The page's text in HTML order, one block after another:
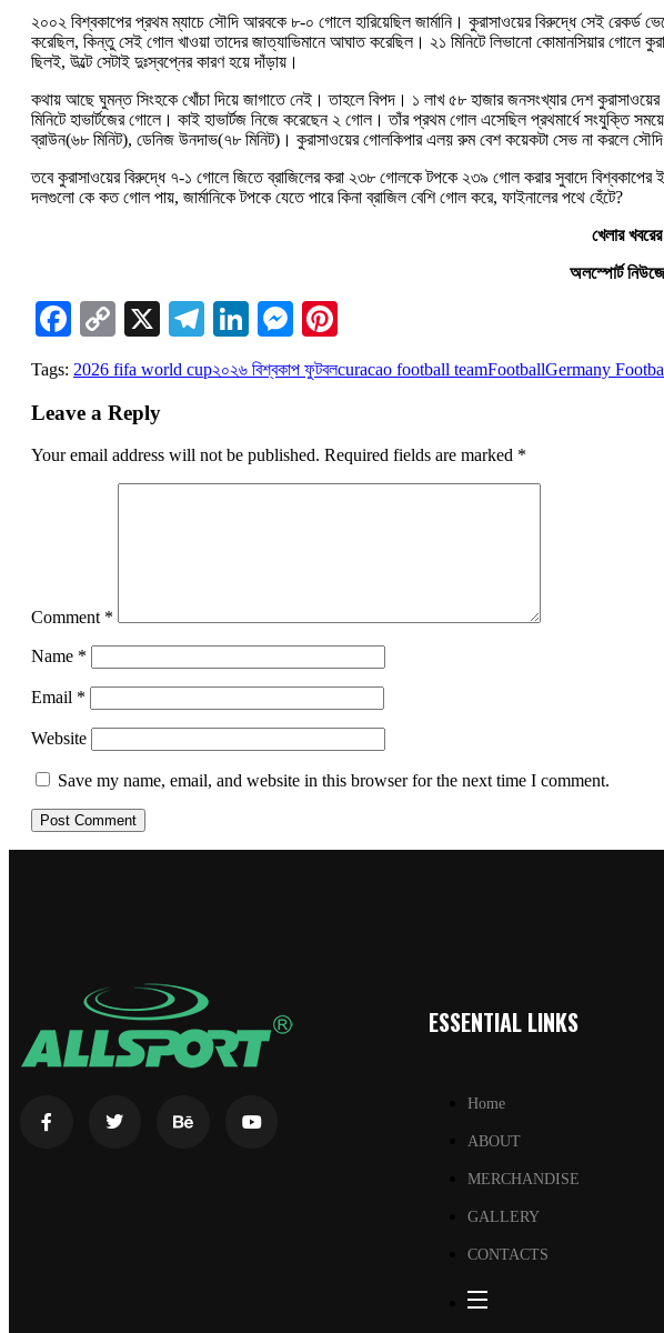
২০০২ বিশ্বকাপের প্রথম ম্যাচে সৌদি আরবকে ৮-‌০ গোলে হারিয়েছিল জার্মানি। কুরাসাওয়ের বিরুদ্ধে সেই রেকর্ড
করেছিল, কিন্তু সেই গোল খাওয়া তাদের জাত্যাভিমানে আঘাত করেছিল। ২১ মিনিটে লিভানো কোমানসিয়ার গোলে
ছিলই, উল্টে সেটাই দুঃস্বপ্নের কারণ হয়ে দাঁড়ায়।
কথায় আছে ঘুমন্ত সিংহকে খোঁচা দিয়ে জাগাতে নেই। তাহলে বিপদ। ১ লাখ ৫৮ হাজার জনসংখ্যার দেশ
মিনিটে হাভার্টজের গোলে। কাই হাভার্টজ নিজে করেছেন ২ গোল। তাঁর প্রথম গোল এসেছিল প্রথমার্ধে সংযুক্তি
ব্রাউন(‌৬৮ মিনিট)‌, ডেনিজ উনদাভ(‌৭৮ মিনিট)‌। কুরাসাওয়ের গোলকিপার এলয় রুম বেশ কয়েকটা সেভ না করলে
তবে কুরাসাওয়ের বিরুদ্ধে ৭-‌১ গোলে জিতে ব্রাজিলের করা ২৩৮ গোলকে টপকে ২৩৯ গোল করার সুবাদে বিশ্বকাপের
দলগুলো কে কত গোল পায়, জার্মানিকে টপকে যেতে পারে কিনা ব্রাজিল বেশি গোল করে, ফাইনালের পথে হেঁটে?‌
খেলার
অলস্পোর্ট
Facebook
Copy
Link
X Telegram
LinkedIn
Messenger
Tags: 2026 fifa world cup২০২৬ বিশ্বকাপ ফুটবলcuracao football teamFootballGermany
Leave a Reply
Your email address will not be published. Required fields are marked *
Comment *
Name *
Email *
Website
Save my name, email, and website in this browser for the next time I comment.
ESSENTIAL LINKS
Home
ABOUT
MERCHANDISE
GALLERY
CONTACTS